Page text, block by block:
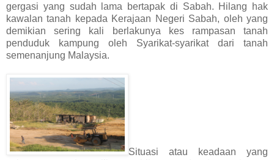
gergasi yang sudah lama bertapak di Sabah. Hilang hak
kawalan tanah kepada Kerajaan Negeri Sabah, oleh yang
demikian sering kali berlakunya kes rampasan tanah
penduduk kampung oleh Syarikat-syarikat dari tanah
semenanjung Malaysia.
Situasi atau keadaan yang